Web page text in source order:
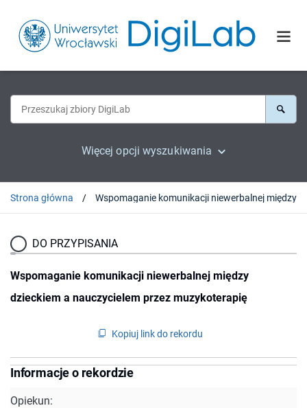
Więcej opcji wyszukiwania
Strona główna
DO PRZYPISANIA
Wspomaganie komunikacji niewerbalnej między
dzieckiem a nauczycielem przez muzykoterapię
Kopiuj link do rekordu
Informacje o rekordzie
Opiekun: